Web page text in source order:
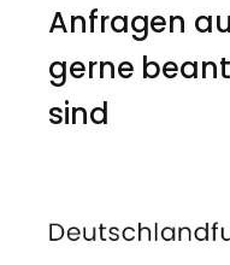
Anfragen
gerne
sind